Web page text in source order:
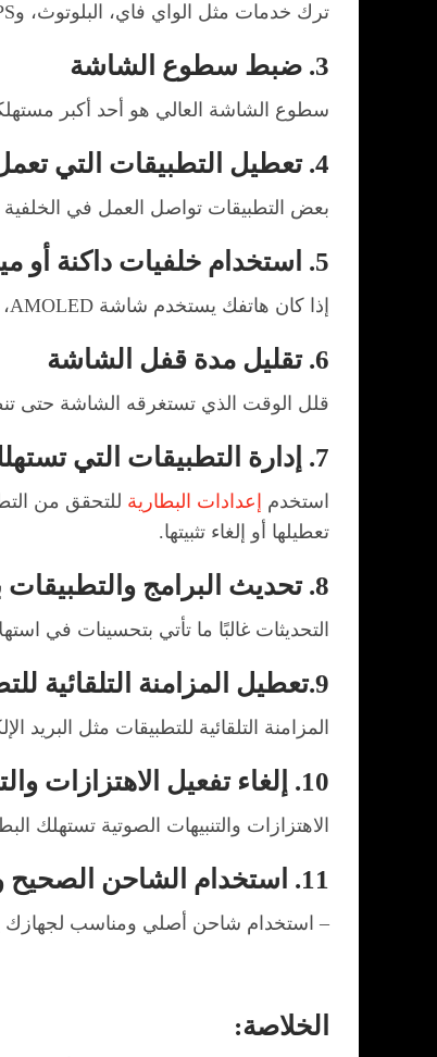
ترك خدمات مثل الواي فاي، البلوتوث، وGPS مفعلة دون استخدام يستهلك الكثير من البطارية. قم بإيقافها عندما لا تحتاج إليها لتوفير الطاقة.
3. ضبط سطوع الشاشة
سطوع الشاشة العالي هو أحد أكبر
4. تعطيل التطبيقات التي تعمل في الخلفية
بعض التطبيقات تواصل العمل في الخلفية
5. استخدام خلفيات داكنة أو ميزة الوضع الليلي
إذا كان هاتفك يستخدم شاشة AMOLED، فإن الخلفيات الداكنة أو تفعيل الوضع الليلي يقلل من استهلاك البطارية لأن البيكسلات السوداء تستهلك طاقة أقل.
6. تقليل مدة قفل الشاشة
قلل الوقت الذي تستغرقه الشاشة حتى
7. إدارة التطبيقات التي تستهلك البطارية بكثرة
استخدم إعدادات البطارية للتحقق من
تعطيلها أو إلغاء تثبيتها.
8. تحديث البرامج والتطبيقات بانتظام
التحديثات غالبًا ما تأتي بتحسينات في
9.تعطيل المزامنة التلقائية للتطبيقات
المزامنة التلقائية للتطبيقات مثل
10. إلغاء تفعيل الاهتزازات والتنبيهات غير الضرورية
الاهتزازات والتنبيهات الصوتية تستهلك
11. استخدام الشاحن الصحيح وتجنب الشحن الزائد
– استخدام شاحن أصلي ومناسب لجهازك
الخلاصة: